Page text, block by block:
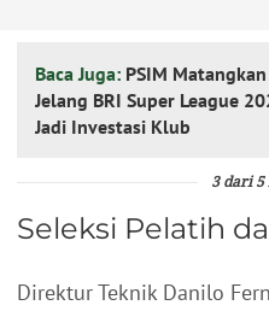
Baca Juga: PSIM
Jelang BRI Super League
Jadi Investasi Klub
3 dari 5
Seleksi Pelatih
Direktur Teknik Danilo